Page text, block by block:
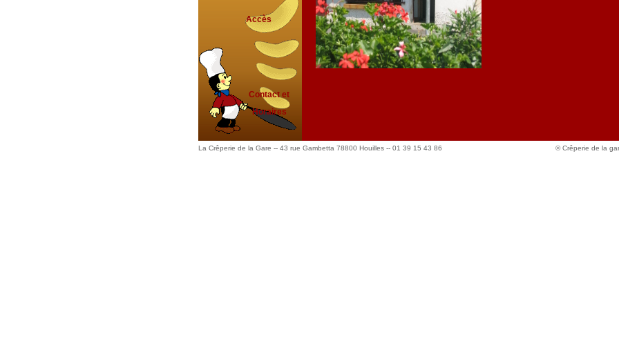
Accès
Contact et
Horaires
La Crêperie de la Gare -- 43 rue Gambetta 78800 Houilles -- 01 39 15 43 86 © Crêperie de la